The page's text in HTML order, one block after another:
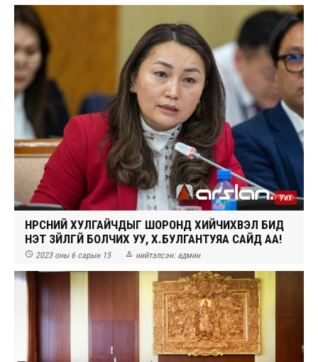
Уих
НҮҮРСНИЙ ХУЛГАЙЧДЫГ ШОРОНД ХИЙЧИХВЭЛ БИД
ҮНЭТ ЗҮЙЛГҮЙ БОЛЧИХ УУ, Х.БУЛГАНТУЯА САЙД АА!
 2023 оны 6 сарын 15  нийтэлсэн: админ